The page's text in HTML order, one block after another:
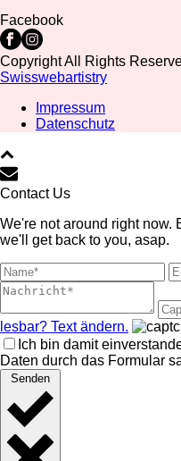
Facebook
Copyright All Rights
Swisswebartistry
Impressum
Datenschutz
Contact Us
We're not around right now.
we'll get back to you, asap.
lesbar? Text ändern.
Ich bin damit
Daten durch das Formular
Senden